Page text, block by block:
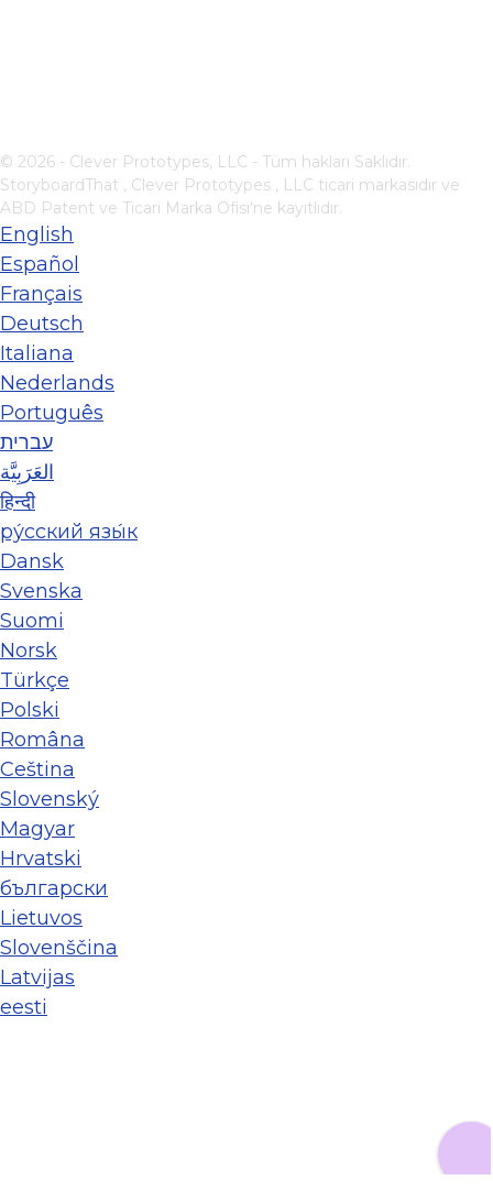
© 2026 - Clever Prototypes, LLC - Tüm hakları Saklıdır.
StoryboardThat , Clever Prototypes , LLC ticari markasıdır ve
ABD Patent ve Ticari Marka Ofisi'ne kayıtlıdır.
English
Español
Français
Deutsch
Italiana
Nederlands
Português
עברית
العَرَبِيَّة
हिन्दी
ру́сский язы́к
Dansk
Svenska
Suomi
Norsk
Türkçe
Polski
Româna
Ceština
Slovenský
Magyar
Hrvatski
български
Lietuvos
Slovenščina
Latvijas
eesti